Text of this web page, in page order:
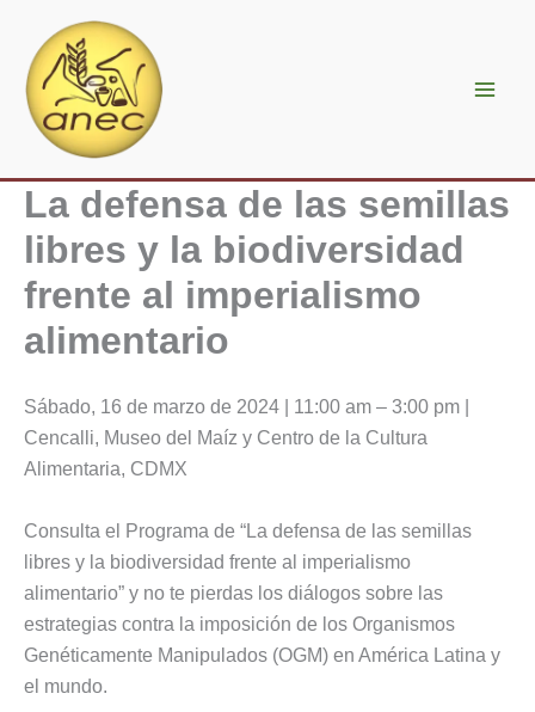
contenido
La defensa de las semillas
libres y la biodiversidad
frente al imperialismo
alimentario
Sábado, 16 de marzo de 2024 | 11:00 am – 3:00 pm |
Cencalli, Museo del Maíz y Centro de la Cultura
Alimentaria, CDMX
Consulta el Programa de “La defensa de las semillas
libres y la biodiversidad frente al imperialismo
alimentario” y no te pierdas los diálogos sobre las
estrategias contra la imposición de los Organismos
Genéticamente Manipulados (OGM) en América Latina y
el mundo.